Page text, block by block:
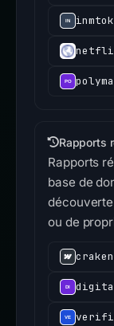
Rapports
Rapports
base de
ou de